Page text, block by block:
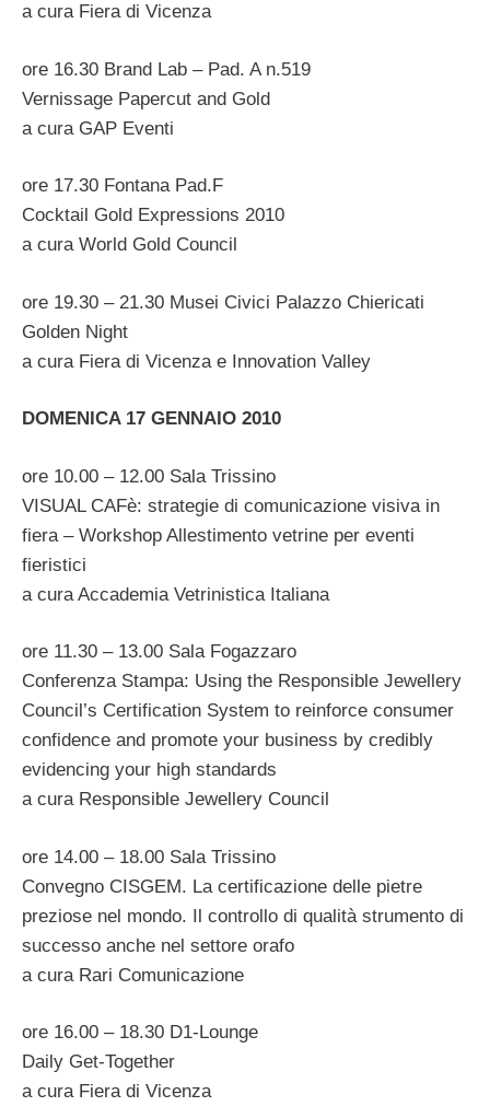
a cura Fiera di Vicenza
ore 16.30 Brand Lab – Pad. A n.519
Vernissage Papercut and Gold
a cura GAP Eventi
ore 17.30 Fontana Pad.F
Cocktail Gold Expressions 2010
a cura World Gold Council
ore 19.30 – 21.30 Musei Civici Palazzo Chiericati
Golden Night
a cura Fiera di Vicenza e Innovation Valley
DOMENICA 17 GENNAIO 2010
ore 10.00 – 12.00 Sala Trissino
VISUAL CAFè: strategie di comunicazione visiva in
fiera – Workshop Allestimento vetrine per eventi
fieristici
a cura Accademia Vetrinistica Italiana
ore 11.30 – 13.00 Sala Fogazzaro
Conferenza Stampa: Using the Responsible Jewellery
Council’s Certification System to reinforce consumer
confidence and promote your business by credibly
evidencing your high standards
a cura Responsible Jewellery Council
ore 14.00 – 18.00 Sala Trissino
Convegno CISGEM. La certificazione delle pietre
preziose nel mondo. Il controllo di qualità strumento di
successo anche nel settore orafo
a cura Rari Comunicazione
ore 16.00 – 18.30 D1-Lounge
Daily Get-Together
a cura Fiera di Vicenza